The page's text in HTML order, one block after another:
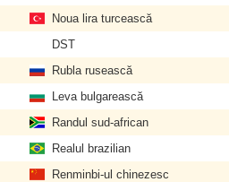
Noua lira turcească
DST
Rubla rusească
Leva bulgarească
Randul sud-african
Realul brazilian
Renminbi-ul chinezesc